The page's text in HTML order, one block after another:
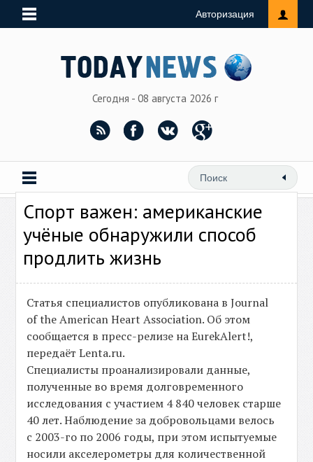
Авторизация
Сегодня - 08 августа 2026 г
Спорт важен: американские
учёные обнаружили способ
продлить жизнь
Статья специалистов опубликована в Journal
of the American Heart Association. Об этом
сообщается в пресс-релизе на EurekAlert!,
передаёт Lenta.ru.
Специалисты проанализировали данные,
полученные во время долговременного
исследования с участием 4 840 человек старше
40 лет. Наблюдение за добровольцами велось
с 2003-го по 2006 годы, при этом испытуемые
носили акселерометры для количественной